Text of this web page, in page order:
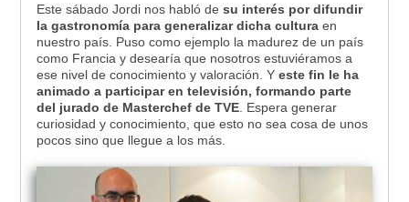
Este sábado Jordi nos habló de su interés por difundir
la gastronomía para generalizar dicha culturaen
nuestro país. Puso como ejemplo la madurez de un país
como Francia y desearía que nosotros estuviéramos a
ese nivel de conocimiento y valoración. Yeste fin le ha
animado a participar en televisión, formando parte
del jurado de Masterchef de TVE. Espera generar
curiosidad y conocimiento, que esto no sea cosa de unos
pocos sino que llegue a los más.